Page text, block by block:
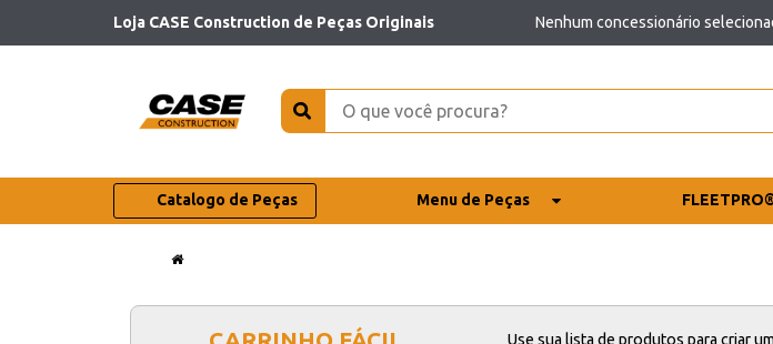
Loja CASE Construction de Peças Originais Nenhum concessionário
Catalogo de Peças Menu de Peças
Use sua lista de produtos para criar